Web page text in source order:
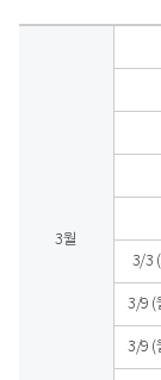
학사일정 - 2026학년도
3월
3/3
3/9 (
3/9 (